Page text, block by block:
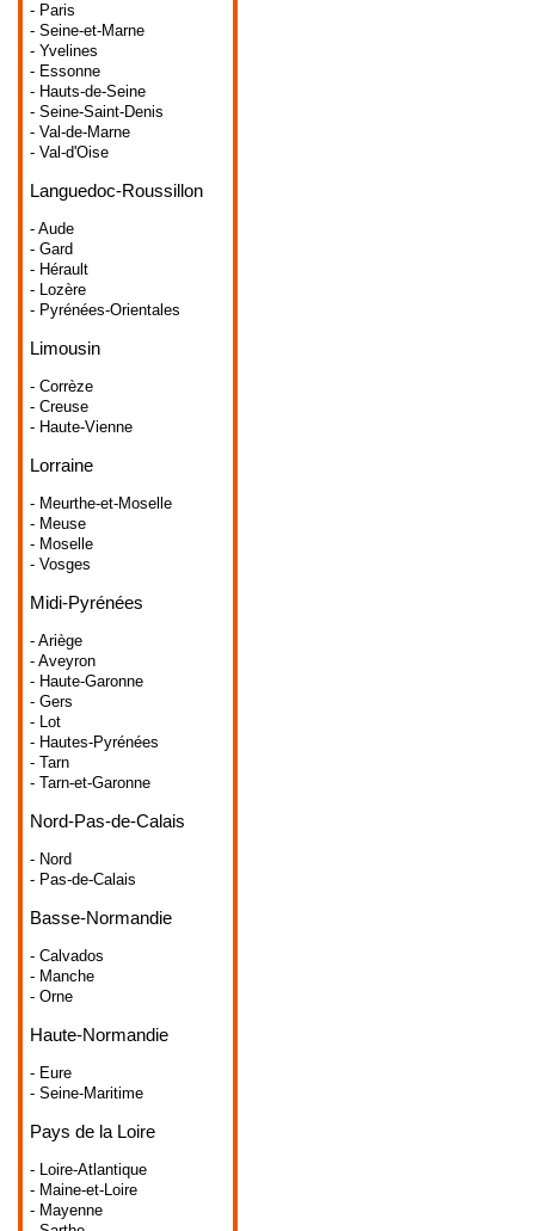
- Paris
- Seine-et-Marne
- Yvelines
- Essonne
- Hauts-de-Seine
- Seine-Saint-Denis
- Val-de-Marne
- Val-d'Oise
Languedoc-Roussillon
- Aude
- Gard
- Hérault
- Lozère
- Pyrénées-Orientales
Limousin
- Corrèze
- Creuse
- Haute-Vienne
Lorraine
- Meurthe-et-Moselle
- Meuse
- Moselle
- Vosges
Midi-Pyrénées
- Ariège
- Aveyron
- Haute-Garonne
- Gers
- Lot
- Hautes-Pyrénées
- Tarn
- Tarn-et-Garonne
Nord-Pas-de-Calais
- Nord
- Pas-de-Calais
Basse-Normandie
- Calvados
- Manche
- Orne
Haute-Normandie
- Eure
- Seine-Maritime
Pays de la Loire
- Loire-Atlantique
- Maine-et-Loire
- Mayenne